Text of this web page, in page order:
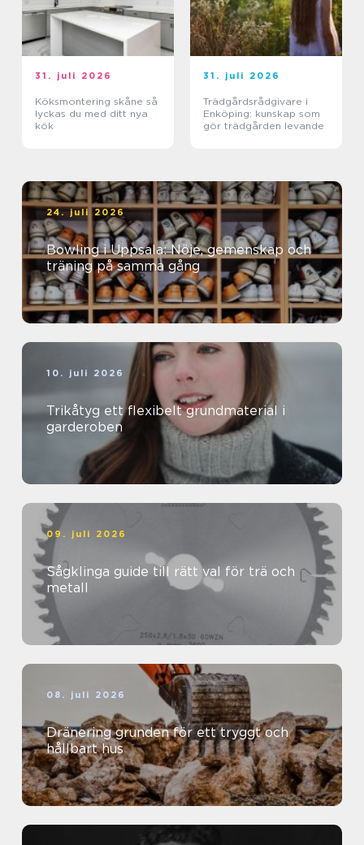
31. juli 2026
Köksmontering skåne så
lyckas du med ditt nya
kök
31. juli 2026
Trädgårdsrådgivare i
Enköping: kunskap som
gör trädgården levande
24. juli 2026
Bowling i Uppsala: Nöje, gemenskap och
träning på samma gång
10. juli 2026
Trikåtyg ett flexibelt grundmaterial i
garderoben
09. juli 2026
Sågklinga guide till rätt val för trä och
metall
08. juli 2026
Dränering grunden för ett tryggt och
hållbart hus